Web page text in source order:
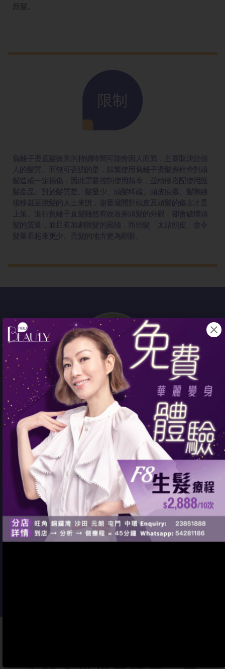
新髮。
限制
負離子燙直髮效果的持續時間可能會因人而異，主要取決於個
人的髮質。而無可否認的是，頻繁使用負離子燙髮療程會對頭
髮造成一定損傷，因此需要控制使用頻率，並積極搭配使用護
髮產品。對於髮質差、髮量少、頭髮稀疏、頭皮痕癢、髮際線
後移甚至脫髮的人士來說，盡量避開對頭皮及頭髮的傷害才是
上策。進行負離子直髮雖然有效改善頭髮的外觀，卻會破壞頭
髮的質量，並且有加劇脫髮的風險，而頭髮「太貼頭皮」會令
髮量看起來更少、禿髮的地方更為顯眼。
「我髮質天生
捲，大概半年就要做
一次負離子！好傷髮！ 之後三十幾
歲開始甩頭髮，就梗係無再做啦，
而家都懷疑做太多所以脫髮......」
- Daisy 34歲，一孩 媽，脫髮患者
想改善髮質？想讓髮量增加？